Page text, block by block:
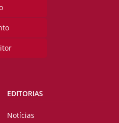
EDITORIAS
Notícias